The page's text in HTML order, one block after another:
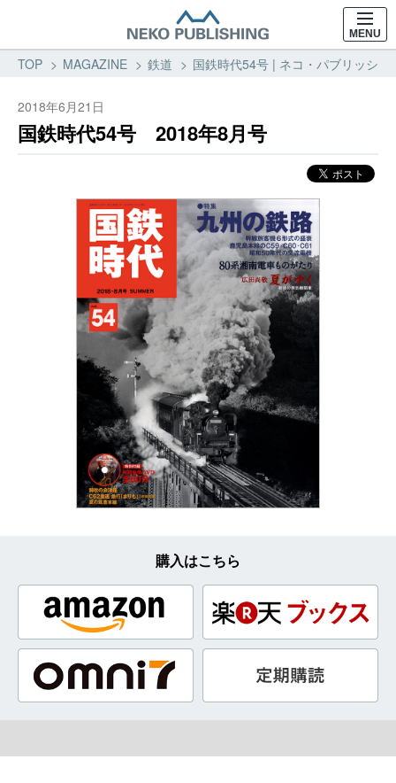
MENU
TOP MAGAZINE 鉄道 国鉄時代54号 | ネコ・パブリッシ
2018年6月21日
国鉄時代54号 2018年8月号
購入はこちら